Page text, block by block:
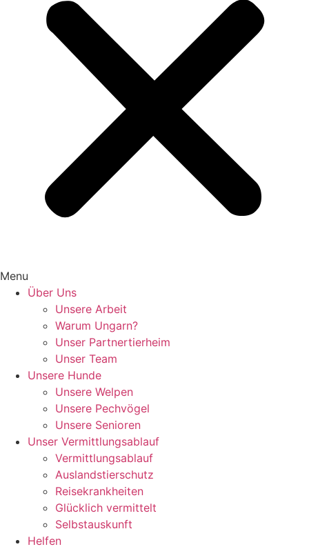
Menu
Über Uns
Unsere Arbeit
Warum Ungarn?
Unser Partnertierheim
Unser Team
Unsere Hunde
Unsere Welpen
Unsere Pechvögel
Unsere Senioren
Unser Vermittlungsablauf
Vermittlungsablauf
Auslandstierschutz
Reisekrankheiten
Glücklich vermittelt
Selbstauskunft
Helfen